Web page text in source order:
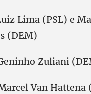
Lima (PSL) e
(DEM)
Zuliani
Van Hattena